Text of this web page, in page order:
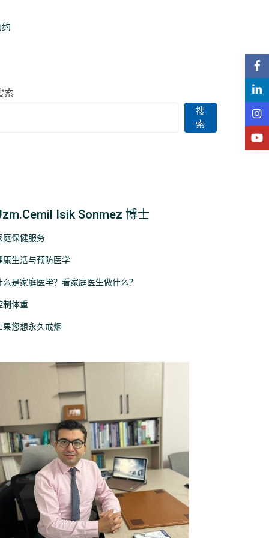
索
搜
索
Isik Sonmez 博士
庭保健服务
康生活与预防医学
么是家庭医学？看家庭医生做什么？
制体重
果您想永久戒烟